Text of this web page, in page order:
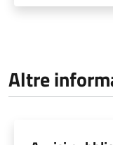
Altre